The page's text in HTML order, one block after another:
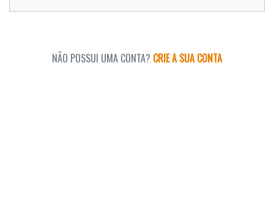
NÃO POSSUI UMA CONTA? CRIE A SUA CONTA